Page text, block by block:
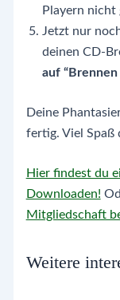
Playern nicht
Jetzt nur
deinen CD-
auf
Deine
fertig. Viel Spaß
Hier findest du
Downloaden!
Mitgliedschaft
Weitere